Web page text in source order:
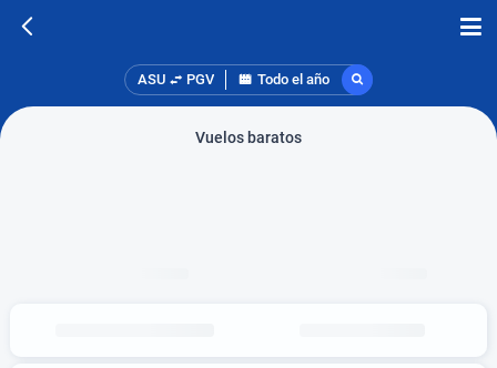
ASU PGV Todo el año
Vuelos baratos